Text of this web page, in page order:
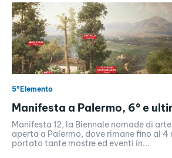
5°Elemento
Manifesta a Palermo, 6° e
Manifesta 12, la Biennale nomade di
aperta a Palermo, dove rimane fino al 4
portato tante mostre ed eventi in...